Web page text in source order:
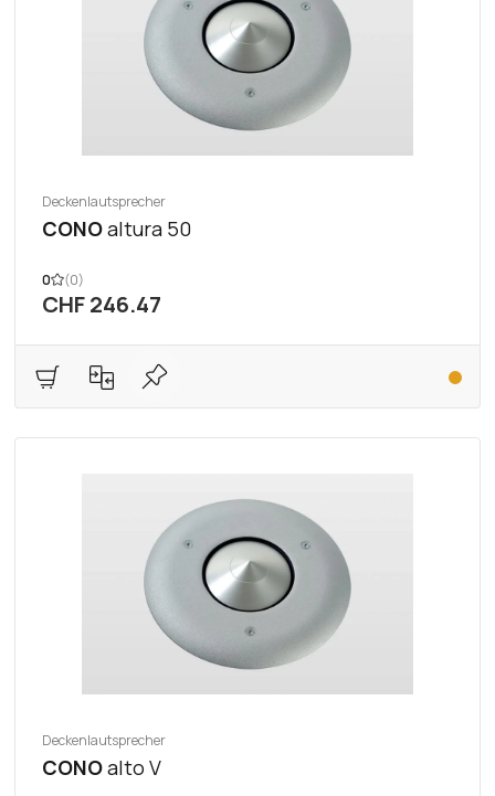
Deckenlautsprecher
CONOaltura 50
0 (0)
CHF 246.47
Deckenlautsprecher
CONOalto V